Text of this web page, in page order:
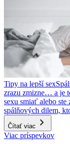
Tipy na lepší sex
zrazu zmizne… a je
sexu smiať alebo
spálňových dilem,
Čítať viac
Viac príspevkov